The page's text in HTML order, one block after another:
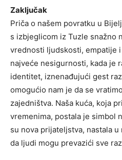
Zaključak
Priča o našem povratku u
s izbjeglicom iz Tuzle snažno
vrednosti ljudskosti, empatije
najveće nesigurnosti, kada je
identitet, iznenađujući gest
omogućio nam je da se
zajedništva. Naša kuća, koja
vremenima, postala je simbol
su nova prijateljstva, nastala
da ljudi mogu prevazići sve